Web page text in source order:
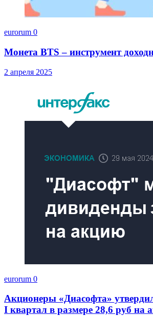
eurorum 0
Монета BTS – инструмент
2 апреля 2025
eurorum 0
Акционеры «Диасофта»
I квартал в размере 28,6 руб на